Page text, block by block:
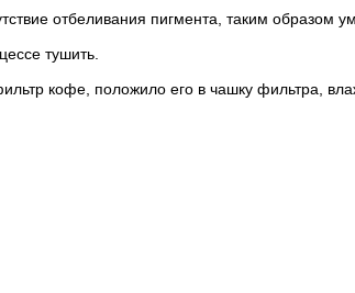
отбеливания пигмента, таким образом
тушить.
кофе, положило его в чашку фильтра,